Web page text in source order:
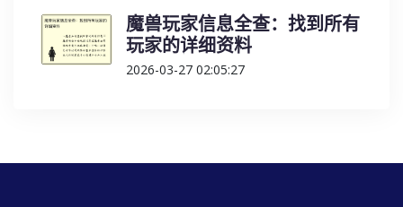
魔兽玩家信息全查：找到所有
玩家的详细资料
2026-03-27 02:05:27